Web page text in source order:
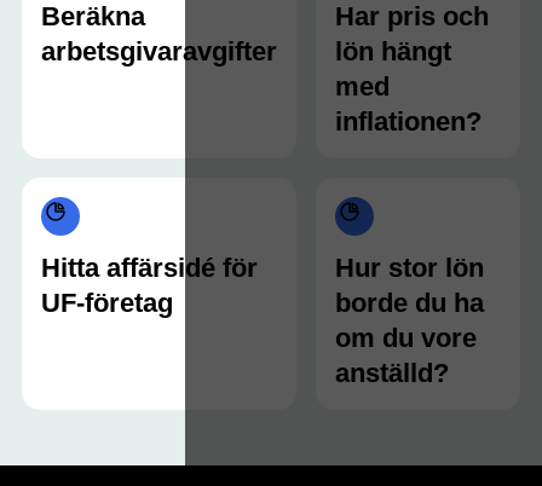
Beräkna
arbetsgivaravgifter
Har pris och
lön hängt
med
inflationen?
Hitta affärsidé för
UF-företag
Hur stor lön
borde du ha
om du vore
anställd?